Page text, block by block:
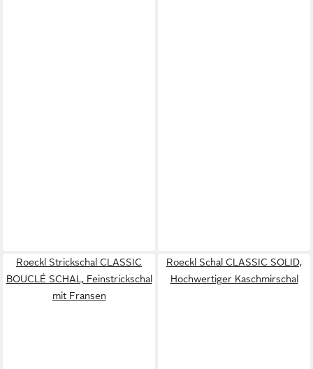
Roeckl Strickschal CLASSIC
BOUCLÉ SCHAL, Feinstrickschal
mit Fransen
Roeckl Schal CLASSIC SOLID,
Hochwertiger Kaschmirschal